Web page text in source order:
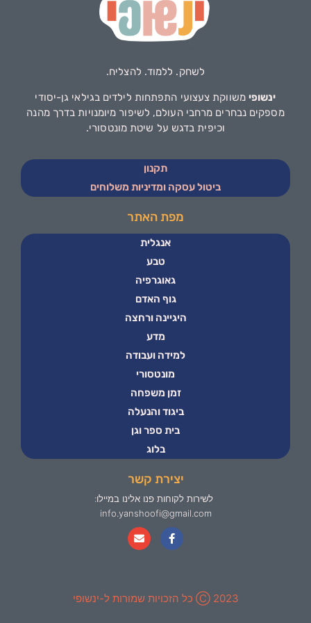
לשחק. ללמוד. להצליח.
ינשופי משווקת צעצועי התפתחות לילדים בגילאי גן-יסודי
מספקים נבחרים מרחבי העולם, לשיפור מיומנויות בדרך מהנה
וכיפית בדגש על שיטת מונטסורי.
תקנון
ביטול עסקה ומדיניות משלוחים
מפת האתר
אנגלית
טבע
גאוגרפיה
גוף האדם
היגיינה ורחצה
מדע
למידה ועבודה
מונטסורי
זמן משפחה
ביגוד והנעלה
בית ספר וגן
בלוג
יצירת קשר
לשירות לקוחות פנו אלינו במיילו:
info.yanshoofi@gmail.com
2023 Ⓒ כל הזכויות שמורות ל-ינשופי